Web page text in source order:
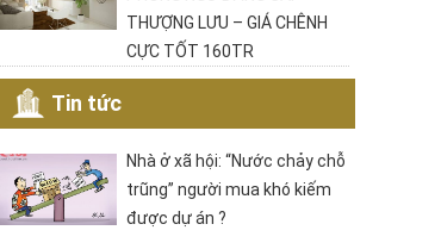
THƯỢNG LƯU – GIÁ CHÊNH
CỰC TỐT 160TR
Tin tức
Nhà ở xã hội: “Nước chảy chỗ
trũng” người mua khó kiếm
được dự án ?